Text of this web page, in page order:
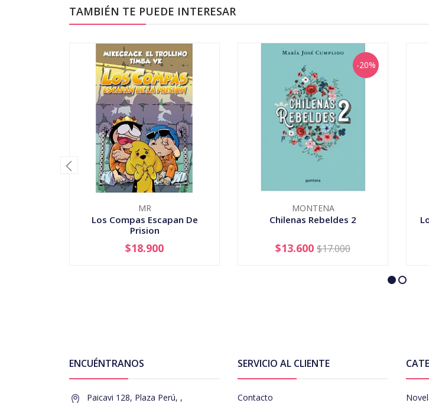
TAMBIÉN TE PUEDE INTERESAR
MR
Los Compas Escapan De
Prision
+
$18.900
-20%
MONTENA
Chilenas Rebeldes 2
+
$13.600 $17.000
ENCUÉNTRANOS
Paicavi 128, Plaza Perú, ,
SERVICIO AL CLIENTE
Contacto